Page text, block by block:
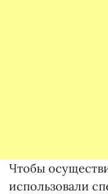
Чтобы
использовали